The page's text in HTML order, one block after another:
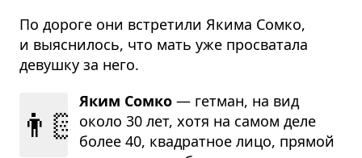
По дороге они встретили Якима Сомко,
и выяснилось, что мать уже просватала
девушку за него.
👨🏻
Яким Сомко — гет­ман, на вид
около 30 лет, хотя на самом деле
более 40, квад­рат­ное лицо, пря­мой